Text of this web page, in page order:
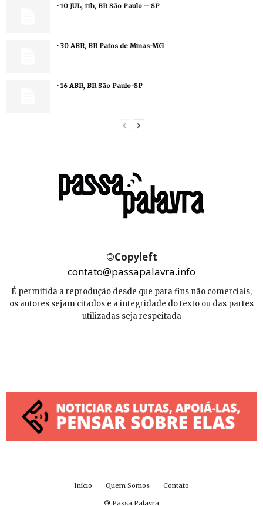
• 10 JUL, 11h, BR São Paulo – SP
• 30 ABR, BR Patos de Minas-MG
• 16 ABR, BR São Paulo-SP
©Copyleft
contato@passapalavra.info
É permitida a reprodução desde que para fins não comerciais,
os autores sejam citados e a integridade do texto ou das partes
utilizadas seja respeitada
Início Quem Somos Contato
© Passa Palavra